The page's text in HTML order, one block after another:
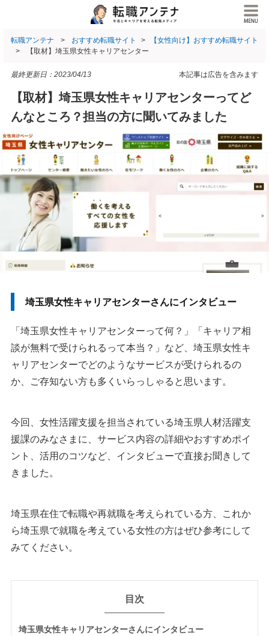
転職アンテナ おすすめ転職サイト
【女性向け】おすすめ転職サイト
【取材】埼玉県女性キャリアセンター
本記事は広告を含みます
最終更新日： 2023/04/13
【取材】埼玉県女性キャリアセンターってど
んなところ？担当の方に聞いてみました
埼玉県女性キャリアセンターさんにインタビュー
「埼玉県女性キャリアセンターって何？」「キャリア相
談が無料で受けられるって本当？」など、埼玉県女性キ
ャリアセンターでどのようなサービスが受けられるの
か、ご存知ない方も多くいらっしゃると思います。
今回、女性活躍支援を担当されている埼玉県人材活躍支
援課のみなさまに、サービス内容の詳細やおすすめポイ
ント、活用のコツなど、インタビューで直接お聞きして
きました。
埼玉県在住で転職や再就職を考えられている方、これか
ら埼玉県で就職を考えている女性の方はぜひ参考にして
みてください。
目次
埼玉県女性キャリアセンターさんにインタビュー